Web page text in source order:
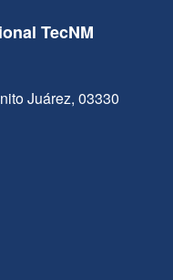
TecNM
Juárez, 03330